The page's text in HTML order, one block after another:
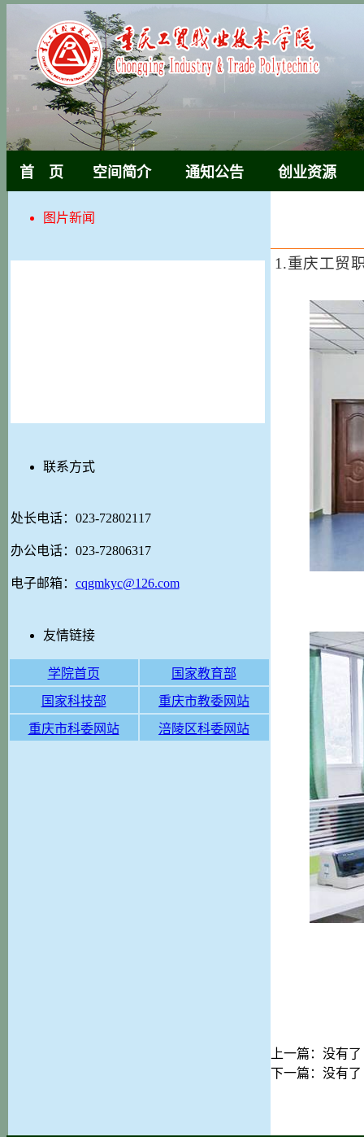
首 页 空间简介 通知公告 创业资源
图片新闻
联系方式
处长电话：023-72802117
办公电话：023-72806317
电子邮箱： cqgmkyc@126.com
友情链接
学院首页
国家教育部
国家科技部
重庆市教委网站
重庆市科委网站
涪陵区科委网站
1.重庆工贸
上一篇：没有了
下一篇：没有了